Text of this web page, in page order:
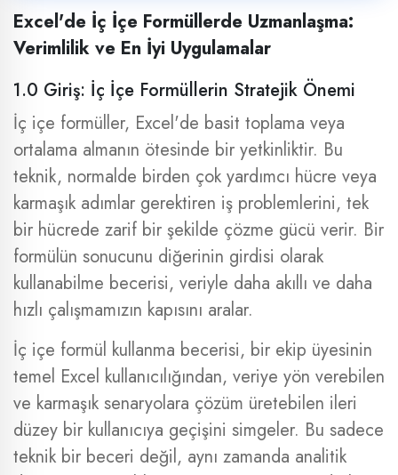
Excel'de İç İçe Formüllerde Uzmanlaşma:
Verimlilik ve En İyi Uygulamalar
1.0 Giriş: İç İçe Formüllerin Stratejik Önemi
İç içe formüller, Excel'de basit toplama veya
ortalama almanın ötesinde bir yetkinliktir. Bu
teknik, normalde birden çok yardımcı hücre veya
karmaşık adımlar gerektiren iş problemlerini, tek
bir hücrede zarif bir şekilde çözme gücü verir. Bir
formülün sonucunu diğerinin girdisi olarak
kullanabilme becerisi, veriyle daha akıllı ve daha
hızlı çalışmamızın kapısını aralar.
İç içe formül kullanma becerisi, bir ekip üyesinin
temel Excel kullanıcılığından, veriye yön verebilen
ve karmaşık senaryolara çözüm üretebilen ileri
düzey bir kullanıcıya geçişini simgeler. Bu sadece
teknik bir beceri değil, aynı zamanda analitik